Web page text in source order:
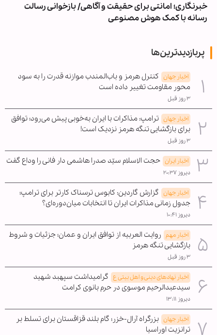
خبرنگاری؛ امانتی برای حقیقت و آگاهی/ بازخوانی رسالت
رسانه با کمک هوش مصنوعی
پربازدیدترین‌ها
اخبار جهان کنترل هرمز و باب‌المندب موازنه قدرت را به سود
محور مقاومت تغییر داده است
۳ روز قبل
اخبار جهان ترامپ: مذاکرات با ایران به‌خوبی پیش می‌رود؛ توافق
برای بازگشایی تنگه هرمز نزدیک است!
۳ روز قبل
اخبار ایران حجت الاسلام سیّد صدرا هاشمی دار فانی را وداع گفت
دیروز ۲۰:۳۷
اخبار جهان گزارش گاردین: کابوس ترسناک کارتر برای ترامپ؛
جدول زمانی مذاکرات ایران تا انتخابات میان‌دوره‌ای؟
دیروز ۱۰:۴۱
اخبار مهم روایت العربیه از توافق ایران و عمان؛ جزئیات و شروط
بازگشایی تنگه هرمز
۳ روز قبل
اخبار نهادهای دینی و اهل بیتی ع گرامیداشت سپهبد شهید
سیدعبدالرحیم موسوی در حرم بانوی کرامت
دیروز ۱۳:۱۱
اخبار جهان بزرگراه آرال-خزر؛ گام بلند قزاقستان برای تسلط بر
ترانزیت اوراسیا